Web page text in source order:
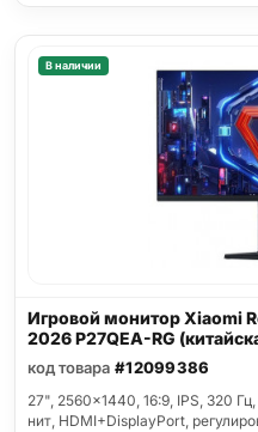
В наличии
Игровой монитор Xiaomi
2026 P27QEA-RG
код товара #12099386
27", 2560x1440, 16:9, IPS, 320
нит, HDMI+DisplayPort,